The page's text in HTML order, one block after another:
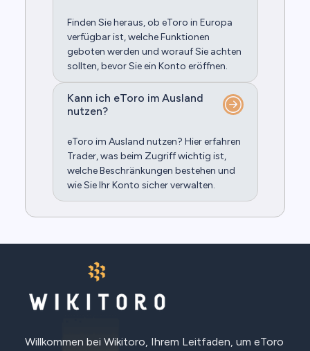
Finden Sie heraus, ob eToro in Europa
verfügbar ist, welche Funktionen
geboten werden und worauf Sie achten
sollten, bevor Sie ein Konto eröffnen.
Kann ich eToro im Ausland
nutzen?
eToro im Ausland nutzen? Hier erfahren
Trader, was beim Zugriff wichtig ist,
welche Beschränkungen bestehen und
wie Sie Ihr Konto sicher verwalten.
Willkommen bei Wikitoro, Ihrem Leitfaden, um eToro